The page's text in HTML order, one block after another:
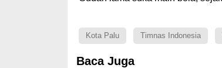
Kota Palu Timnas Indonesia
Baca Juga